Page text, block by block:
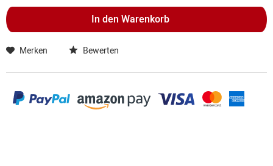
In den Warenkorb
Merken Bewerten